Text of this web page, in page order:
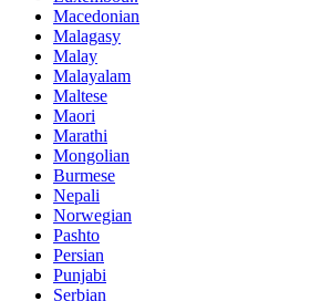
Macedonian
Malagasy
Malay
Malayalam
Maltese
Maori
Marathi
Mongolian
Burmese
Nepali
Norwegian
Pashto
Persian
Punjabi
Serbian